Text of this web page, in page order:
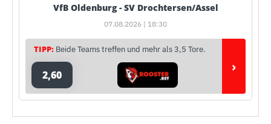
VfB Oldenburg - SV Drochtersen/Assel
07.08.2026 | 18:30
TIPP: Beide Teams treffen und mehr als 3,5 Tore.
2,60 ›